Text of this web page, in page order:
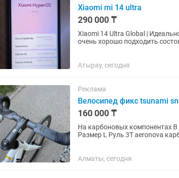
Xiaomi mi 14 ultra
290 000 ₸
Xiaomi 14 Ultra Global | Идеальное состояние | Leica Для
очень хорошо подходить
Атырау, сегодня
Реклама
Велосипед фикс tsunami
160 000 ₸
На карбоновых компонентах В идеальном состоянии, откатали неделю Tsunami snm100 белый
Размер L Руль 3T aeronova
Алматы, сегодня